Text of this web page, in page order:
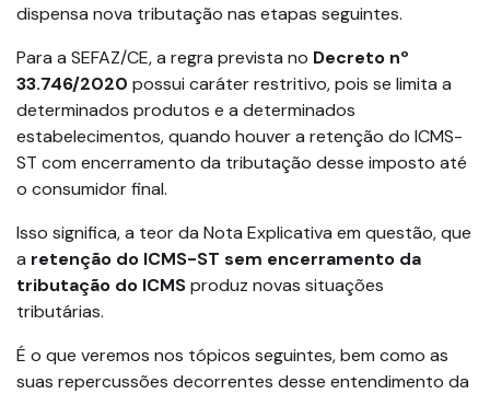
dispensa nova tributação nas etapas seguintes.
Para a SEFAZ/CE, a regra prevista no Decreto nº
33.746/2020 possui caráter restritivo, pois se limita a
determinados produtos e a determinados
estabelecimentos, quando houver a retenção do ICMS-
ST com encerramento da tributação desse imposto até
o consumidor final.
Isso significa, a teor da Nota Explicativa em questão, que
a retenção do ICMS-ST sem encerramento da
tributação do ICMSproduz novas situações
tributárias.
É o que veremos nos tópicos seguintes, bem como as
suas repercussões decorrentes desse entendimento da